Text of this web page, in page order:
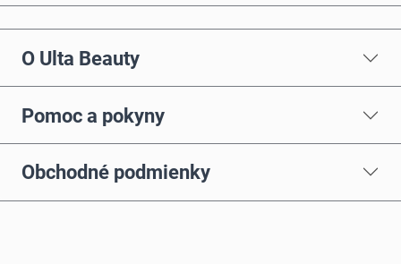
O Ulta Beauty
Pomoc a pokyny
Obchodné podmienky